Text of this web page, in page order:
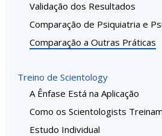
Validação dos Resultados
Comparação de Psiquiatria e
Comparação a Outras Práticas
Treino de Scientology
A Ênfase Está na Aplicação
Como os Scientologists
Estudo Individual